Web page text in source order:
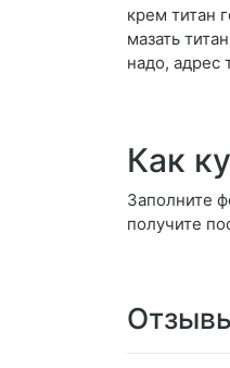
крем титан
мазать
надо, адрес
Как
Заполните
получите